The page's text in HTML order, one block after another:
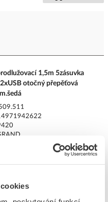
1,5m 5zásuvka
otočný přepěťová
1 261,18 Kč/ks